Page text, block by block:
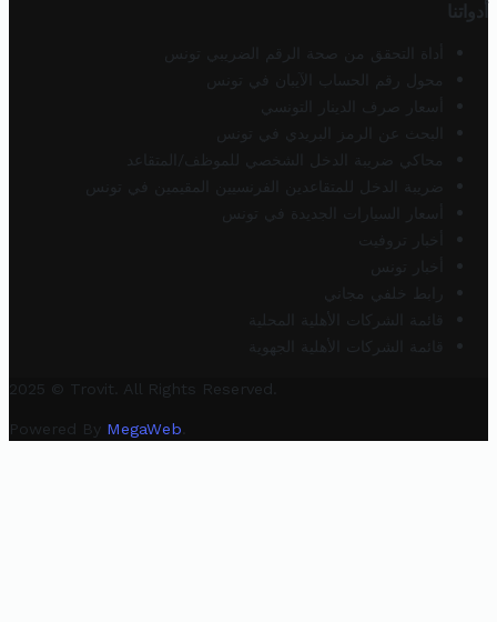
أدواتنا
أداة التحقق من صحة الرقم الضريبي تونس
محول رقم الحساب الآيبان في تونس
أسعار صرف الدينار التونسي
البحث عن الرمز البريدي في تونس
محاكي ضريبة الدخل الشخصي للموظف/المتقاعد
ضريبة الدخل للمتقاعدين الفرنسيين المقيمين في تونس
أسعار السيارات الجديدة في تونس
أخبار تروفيت
أخبار تونس
رابط خلفي مجاني
قائمة الشركات الأهلية المحلية
قائمة الشركات الأهلية الجهوية
2025 © Trovit. All Rights Reserved.
Powered By MegaWeb